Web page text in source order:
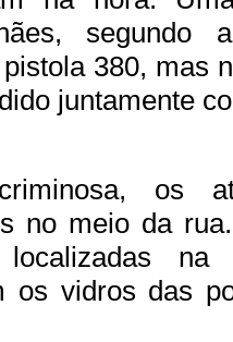
segundo
380, mas
juntamente
os
no meio da
na
os vidros das